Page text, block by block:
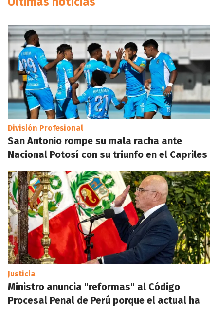
División Profesional
San Antonio rompe su mala racha ante
Nacional Potosí con su triunfo en el Capriles
Justicia
Ministro anuncia "reformas" al Código
Procesal Penal de Perú porque el actual ha